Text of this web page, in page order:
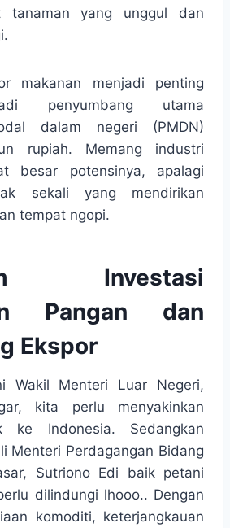
tanaman yang unggul dan
makanan menjadi penting
penyumbang utama
dalam negeri (PMDN)
rupiah. Memang industri
besar potensinya, apalagi
sekali yang mendirikan
tempat ngopi.
Investasi
Pangan dan
Ekspor
Wakil Menteri Luar Negeri,
kita perlu menyakinkan
ke Indonesia. Sedangkan
Menteri Perdagangan Bidang
Sutriono Edi baik petani
dilindungi lhooo.. Dengan
komoditi, keterjangkauan